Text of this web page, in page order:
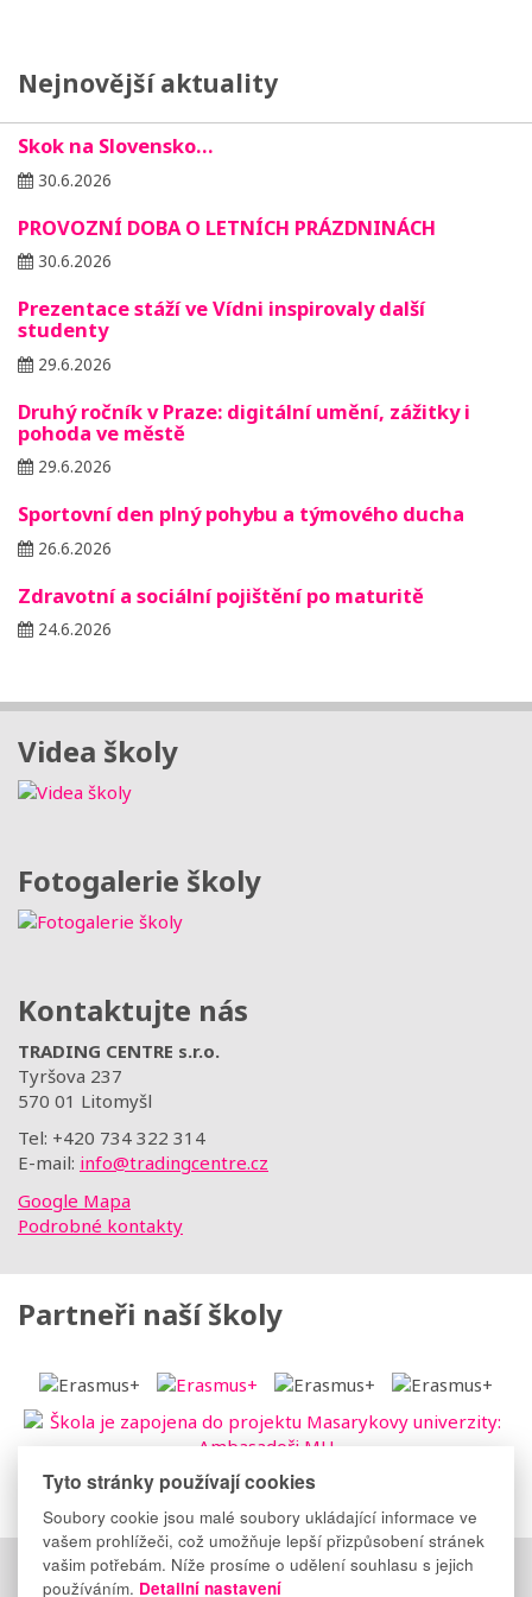
Nejnovější aktuality
Skok na Slovensko…
30.6.2026
PROVOZNÍ DOBA O LETNÍCH PRÁZDNINÁCH
30.6.2026
Prezentace stáží ve Vídni inspirovaly další
studenty
29.6.2026
Druhý ročník v Praze: digitální umění, zážitky i
pohoda ve městě
29.6.2026
Sportovní den plný pohybu a týmového ducha
26.6.2026
Zdravotní a sociální pojištění po maturitě
24.6.2026
Videa školy
Fotogalerie školy
Kontaktujte nás
TRADING CENTRE s.r.o.
Tyršova 237
570 01 Litomyšl
Tel: +420 734 322 314
E-mail: info@tradingcentre.cz
Google Mapa
Podrobné kontakty
Partneři naší školy
Důležité odkazy:Elektronická třídnice | Suplování
Tyto stránky používají cookies
Soubory cookie jsou malé soubory ukládající informace ve
vašem prohlížeči, což umožňuje lepší přizpůsobení stránek
vašim potřebám. Níže prosíme o udělení souhlasu s jejich
používáním. Detailní nastavení